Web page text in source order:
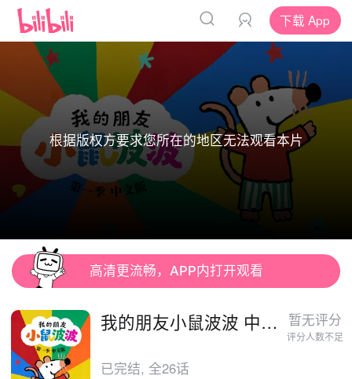
下载 App
根据版权方要求您所在的地区无法观看本片
高清更流畅，APP内打开观看
我的朋友小鼠波波 中文
暂无评分
评分人数不足
已完结, 全26话